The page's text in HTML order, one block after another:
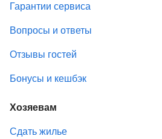
Гарантии сервиса
Вопросы и ответы
Отзывы гостей
Бонусы и кешбэк
Хозяевам
Сдать жилье